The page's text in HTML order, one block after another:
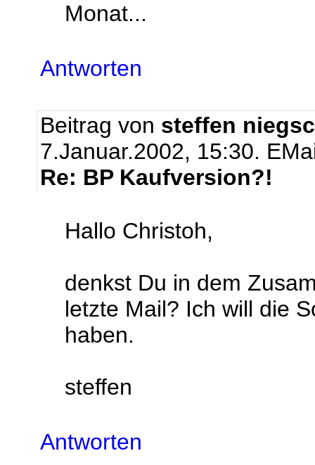
Monat...
Antworten
Beitrag von steffen
7.Januar.2002, 15:30.
Re: BP Kaufversion?!
Hallo Christoh,
denkst Du in dem
letzte Mail? Ich will die
haben.
steffen
Antworten